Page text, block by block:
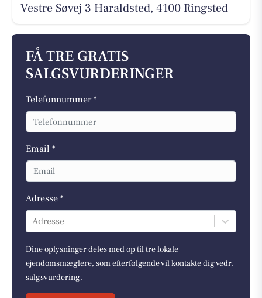
Vestre Søvej 3 Haraldsted, 4100 Ringsted
FÅ TRE GRATIS
SALGSVURDERINGER
Telefonnummer *
Email *
Adresse *
Adresse
Dine oplysninger deles med op til tre lokale
ejendomsmæglere, som efterfølgende vil kontakte dig vedr.
salgsvurdering.